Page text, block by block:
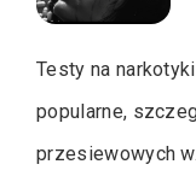
Testy na
popularne,
przesiewowych